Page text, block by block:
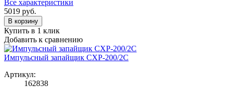
Все характеристики
5019 руб.
В корзину
Купить в 1 клик
Добавить к сравнению
Импульсный запайщик CXP-200/2C
Артикул:
162838